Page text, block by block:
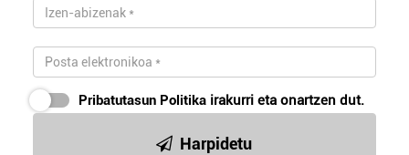
Pribatutasun Politika irakurri eta onartzen dut.
Harpidetu